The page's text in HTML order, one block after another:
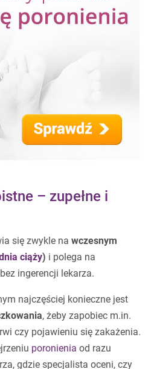
– zupełne i
się zwykle na wczesnym
ciąży) i polega na
ingerencji lekarza.
najczęściej konieczne jest
, żeby zapobiec m.in.
czy pojawieniu się zakażenia.
poronienia od razu
gdzie specjalista oceni, czy